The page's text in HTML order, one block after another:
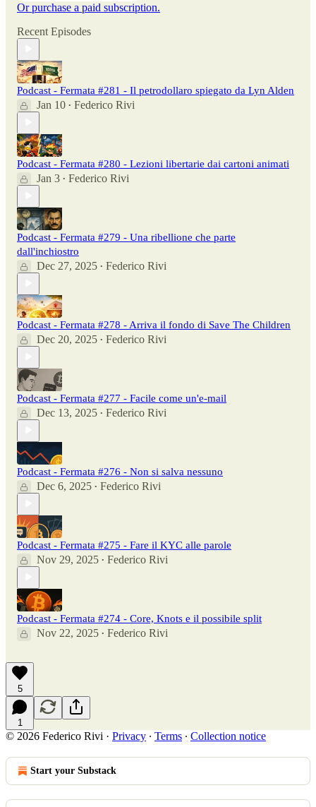
Or purchase a paid subscription.
Recent Episodes
Podcast - Fermata #281 - Il petrodollaro spiegato da Lyn Alden
Jan 10 • Federico Rivi
Podcast - Fermata #280 - Lezioni libertarie dai cartoni animati
Jan 3 • Federico Rivi
Podcast - Fermata #279 - Una ribellione che parte
dall'inchiostro
Dec 27, 2025 • Federico Rivi
Podcast - Fermata #278 - Arriva il fondo di Save The Children
Dec 20, 2025 • Federico Rivi
Podcast - Fermata #277 - Facile come un'e-mail
Dec 13, 2025 • Federico Rivi
Podcast - Fermata #276 - Non si salva nessuno
Dec 6, 2025 • Federico Rivi
Podcast - Fermata #275 - Fare il KYC alle parole
Nov 29, 2025 • Federico Rivi
Podcast - Fermata #274 - Core, Knots e il possibile split
Nov 22, 2025 • Federico Rivi
5
1
© 2026 Federico Rivi · Privacy ∙ Terms ∙ Collection notice
Start your Substack